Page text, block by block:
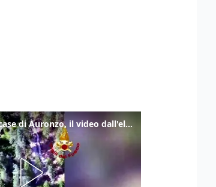
Frana lambisce le case di Auronzo, il video dall'elicottero dei vigili del fuoco